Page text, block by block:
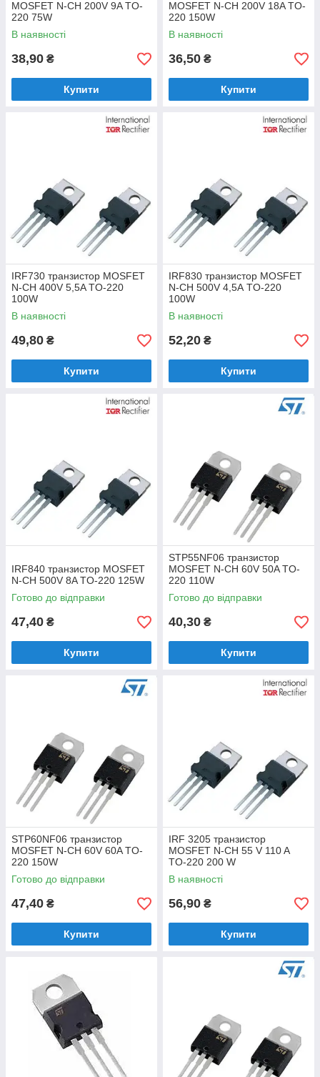
MOSFET N-CH 200V 9A TO-
220 75W
В наявності
38,90 ₴
Купити
MOSFET N-CH 200V 18A TO-
220 150W
В наявності
36,50 ₴
Купити
IRF730 транзистор MOSFET
N-CH 400V 5,5A TO-220
100W
В наявності
49,80 ₴
Купити
IRF830 транзистор MOSFET
N-CH 500V 4,5А TO-220
100W
В наявності
52,20 ₴
Купити
IRF840 транзистор MOSFET
N-CH 500V 8A TO-220 125W
Готово до відправки
47,40 ₴
Купити
STP55NF06 транзистор
MOSFET N-CH 60V 50A TO-
220 110W
Готово до відправки
40,30 ₴
Купити
STP60NF06 транзистор
MOSFET N-CH 60V 60A TO-
220 150W
Готово до відправки
47,40 ₴
Купити
IRF 3205 транзистор
MOSFET N-CH 55 V 110 A
TO-220 200 W
В наявності
56,90 ₴
Купити